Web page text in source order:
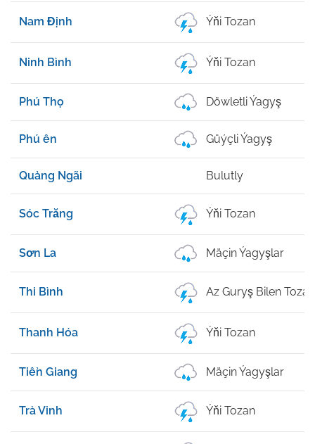
Nam Định Ýňi Tozan
Ninh Bình Ýňi Tozan
Phú Thọ Döwletli Ýagyş
Phú ên Güýçli Ýagyş
Quảng Ngãi Bulutly
Sóc Trăng Ýňi Tozan
Sơn La Mäçin Ýagyşlar
Thi Bình Az Guryş Bilen Tozan
Thanh Hóa Ýňi Tozan
Tiền Giang Mäçin Ýagyşlar
Trà Vinh Ýňi Tozan